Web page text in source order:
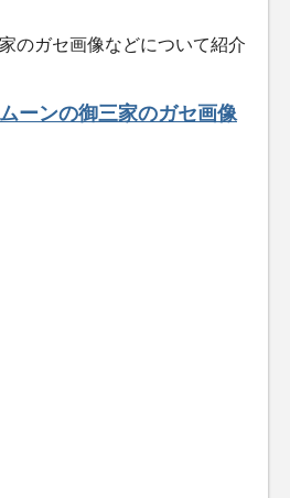
のガセ画像などについて紹介
ーンの御三家のガセ画像